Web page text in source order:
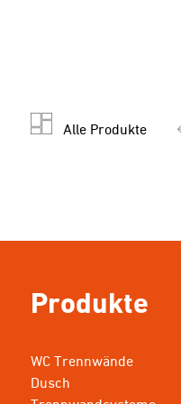
Alle Produkte
Produkte
WC Trennwände
Dusch